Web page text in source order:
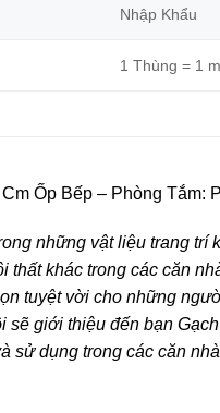
Nhập Khẩu
1 Thùng = 1
Ốp Bếp – Phòng Tắm:
những vật liệu trang
thất khác trong các căn
tuyệt vời cho những
sẽ giới thiệu đến bạn
sử dụng trong các căn